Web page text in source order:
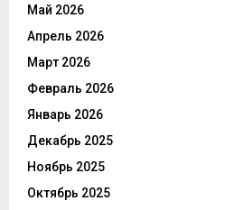
Май 2026
Апрель 2026
Март 2026
Февраль 2026
Январь 2026
Декабрь 2025
Ноябрь 2025
Октябрь 2025